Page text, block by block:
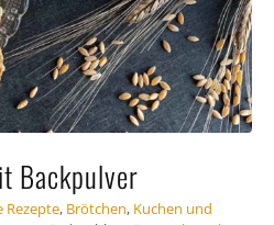
Backpulver
Rezepte, Brötchen, Kuchen und